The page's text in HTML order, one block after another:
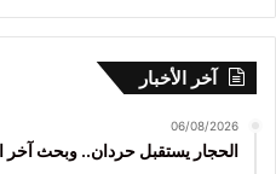
آخر الأخبار
06/08/2026
الحجار يستقبل حردان.. وبحث آخر